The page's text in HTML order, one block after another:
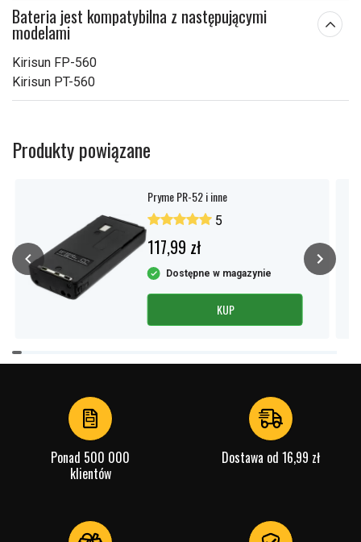
Bateria jest kompatybilna z następującymi
modelami
Kirisun FP-560
Kirisun PT-560
Produkty powiązane
Pryme PR-52 i inne
5
117,99 zł
Dostępne w magazynie
KUP
Item
1
Ponad 500 000
klientów
Dostawa od 16,99 zł